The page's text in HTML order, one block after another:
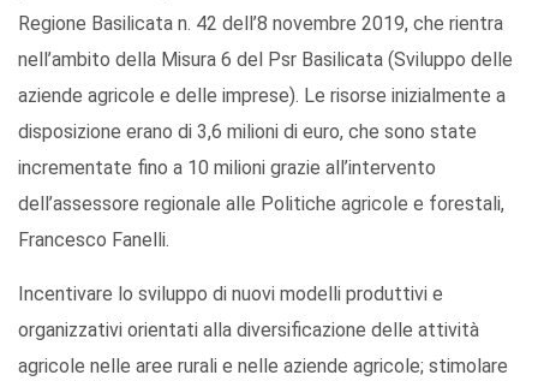
Regione Basilicata n. 42 dell’8 novembre 2019, che rientra
nell’ambito della Misura 6 del Psr Basilicata (Sviluppo delle
aziende agricole e delle imprese). Le risorse inizialmente a
disposizione erano di 3,6 milioni di euro, che sono state
incrementate fino a 10 milioni grazie all’intervento
dell’assessore regionale alle Politiche agricole e forestali,
Francesco Fanelli.
Incentivare lo sviluppo di nuovi modelli produttivi e
organizzativi orientati alla diversificazione delle attività
agricole nelle aree rurali e nelle aziende agricole; stimolare